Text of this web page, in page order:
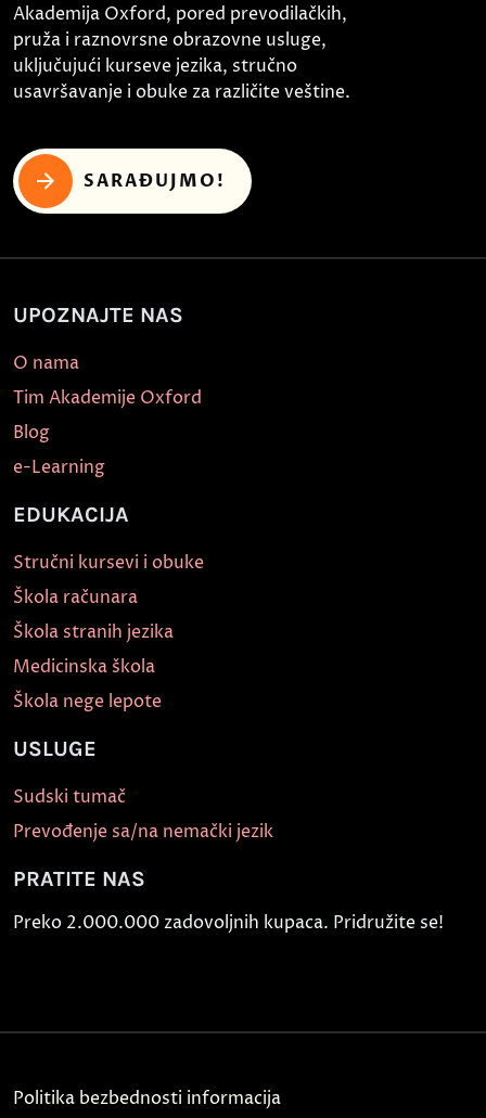
Akademija Oxford, pored prevodilačkih,
pruža i raznovrsne obrazovne usluge,
uključujući kurseve jezika, stručno
usavršavanje i obuke za različite veštine.
SARAĐUJMO!
UPOZNAJTE NAS
O nama
Tim Akademije Oxford
Blog
e-Learning
EDUKACIJA
Stručni kursevi i obuke
Škola računara
Škola stranih jezika
Medicinska škola
Škola nege lepote
USLUGE
Sudski tumač
Prevođenje sa/na nemački jezik
PRATITE NAS
Preko 2.000.000 zadovoljnih kupaca. Pridružite se!
Politika bezbednosti informacija